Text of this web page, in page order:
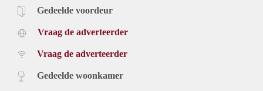
Gedeelde voordeur
Vraag de adverteerder
Vraag de adverteerder
Gedeelde woonkamer